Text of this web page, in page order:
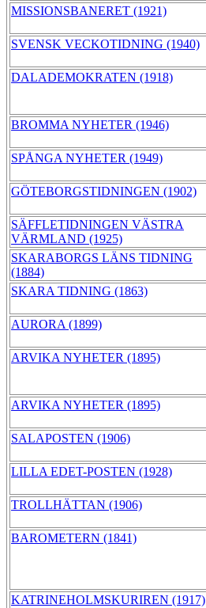
MISSIONSBANERET (1921)
SVENSK VECKOTIDNING (1940)
DALADEMOKRATEN (1918)
BROMMA NYHETER (1946)
SPÅNGA NYHETER (1949)
GÖTEBORGSTIDNINGEN (1902)
SÄFFLETIDNINGEN VÄSTRA
VÄRMLAND (1925)
SKARABORGS LÄNS TIDNING
(1884)
SKARA TIDNING (1863)
AURORA (1899)
ARVIKA NYHETER (1895)
ARVIKA NYHETER (1895)
SALAPOSTEN (1906)
LILLA EDET-POSTEN (1928)
TROLLHÄTTAN (1906)
BAROMETERN (1841)
KATRINEHOLMSKURIREN (1917)